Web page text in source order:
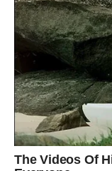
povezanost između
poznatih kao “loše
nivoa LDL-a može
aterosklerotskih
srčanog ili
biti korisno i kao
CRP-a opadne
tijelo oporavlja.
sugerirati da trenutni